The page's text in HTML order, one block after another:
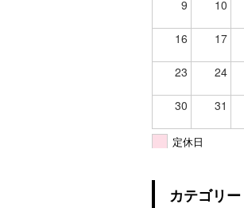
9 10
16 17
23 24
30 31
定休日
カテゴリー